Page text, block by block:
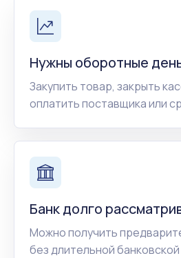
Нужны оборотные
Закупить товар, закрыть
оплатить поставщика или
Банк долго
Можно получить
без длительной